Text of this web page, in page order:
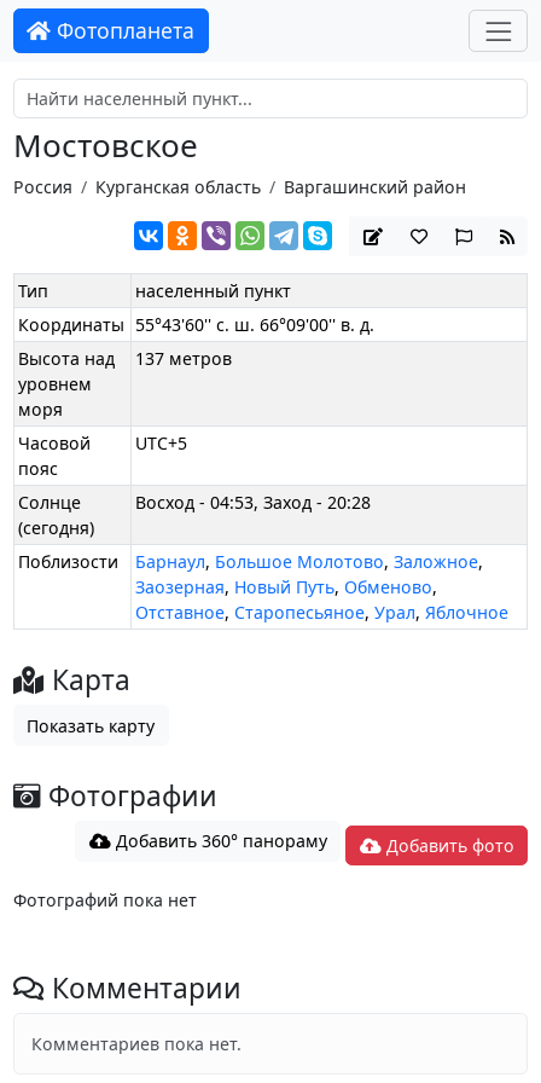
Фотопланета
Мостовское
Россия Курганская область Варгашинский район
Тип
населенный пункт
Координаты 55°43'60'' с. ш. 66°09'00'' в. д.
Высота над
уровнем
моря
137 метров
Часовой
пояс
UTC+5
Солнце
(сегодня)
Восход - 04:53, Заход - 20:28
Поблизости Барнаул, Большое Молотово,Заложное,
Заозерная, Новый Путь,Обменово,
Отставное, Старопесьяное,Урал,Яблочное
Карта
Показать карту
Фотографии
Добавить 360° панораму Добавить фото
Фотографий пока нет
Комментарии
Комментариев пока нет.